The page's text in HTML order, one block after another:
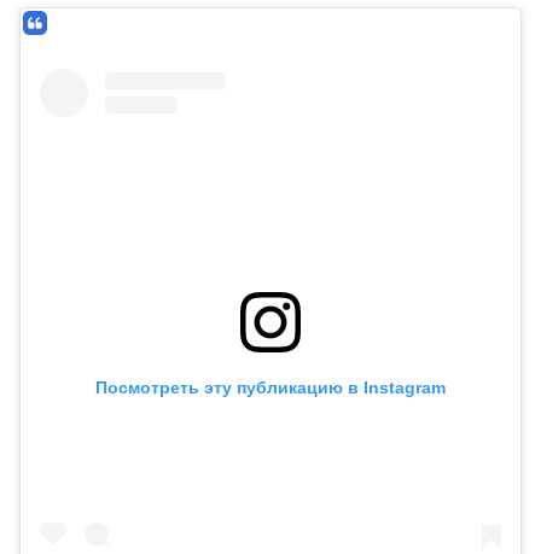
Посмотреть эту публикацию в Instagram